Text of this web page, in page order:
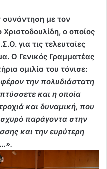
συνάντηση με τον
ο οποίος
για τις τελευταίες
Ο Γενικός Γραμματέας
ομιλία του τόνισε:
την πολυδιάστατη
και η οποία
και δυναμική, που
παράγοντα στην
και την ευρύτερη